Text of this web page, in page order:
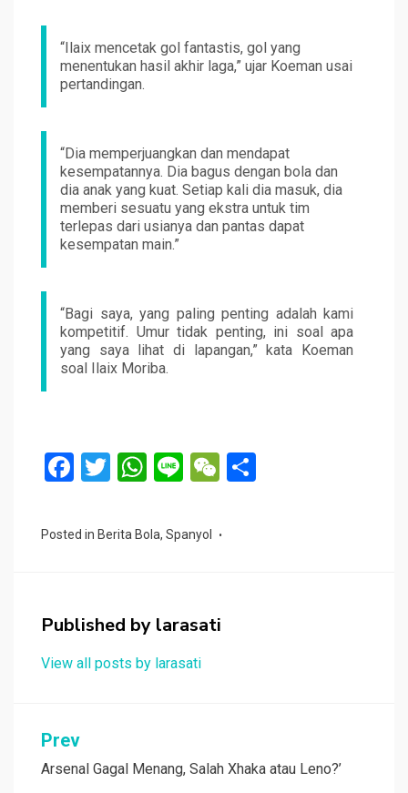
“Ilaix mencetak gol fantastis, gol yang
menentukan hasil akhir laga,” ujar Koeman usai
pertandingan.
“Dia memperjuangkan dan mendapat
kesempatannya. Dia bagus dengan bola dan
dia anak yang kuat. Setiap kali dia masuk, dia
memberi sesuatu yang ekstra untuk tim
terlepas dari usianya dan pantas dapat
kesempatan main.”
“Bagi saya, yang paling penting adalah kami
kompetitif. Umur tidak penting, ini soal apa
yang saya lihat di lapangan,” kata Koeman
soal Ilaix Moriba.
F
ce
o
k
T
tt
W
at
p
p
Li
e
W
C
Posted in Berita Bola, Spanyol
Published by larasati
View all posts by larasati
Navigasi
pos
Prev
Arsenal Gagal Menang, Salah Xhaka atau Leno?’